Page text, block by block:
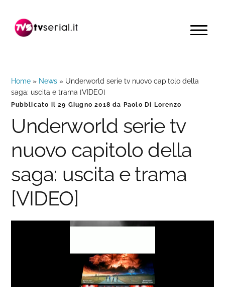
navigazione
contenuto
barra
MENU
Home » News » Underworld serie tv nuovo capitolo della
saga: uscita e trama [VIDEO]
Pubblicato il29 Giugno 2018 da Paolo Di Lorenzo
Underworld serie tv
nuovo capitolo della
saga: uscita e trama
[VIDEO]